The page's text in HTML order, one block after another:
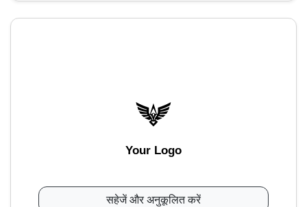
Your Logo
सहेजें और अनुकूलित करें